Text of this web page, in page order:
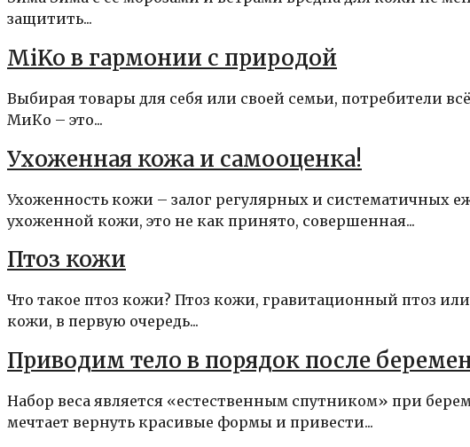
защитить...
MiKo в гармонии с природой
Выбирая товары для себя или своей семьи, потребители
МиКо – это...
Ухоженная кожа и самооценка!
Ухоженность кожи – залог регулярных и систематичных
ухоженной кожи, это не как принято, совершенная...
Птоз кожи
Что такое птоз кожи? Птоз кожи, гравитационный птоз
кожи, в первую очередь...
Приводим тело в порядок после
Набор веса является «естественным спутником» при
мечтает вернуть красивые формы и привести...